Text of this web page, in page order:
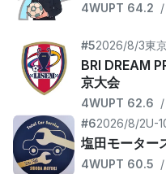
4WUPT 64.2 /
#52026/8/3東
BRI DREAM
京大会
4WUPT 62.6 /
#62026/8/2U-
塩田モーター
4WUPT 60.5 /